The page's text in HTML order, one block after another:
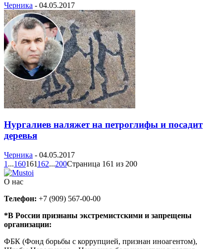
Черника - 04.05.2017
Нургалиев наляжет на петроглифы и посадит
деревья
Черника - 04.05.2017
1 ...160161162...200Страница 161 из 200
О нас
Телефон: +7 (909) 567-00-00
*В России признаны экстремистскими и запрещены
организации:
ФБК (Фонд борьбы с коррупцией, признан иноагентом),